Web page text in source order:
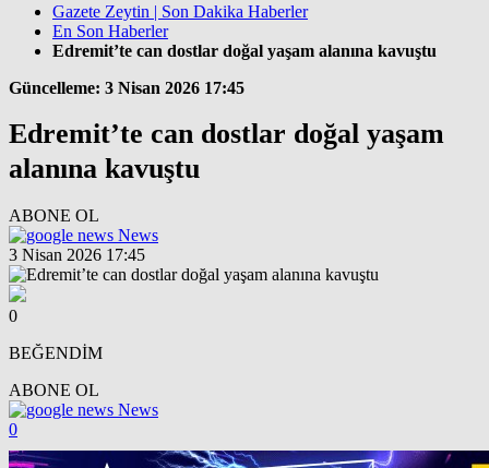
Gazete Zeytin | Son Dakika Haberler
En Son Haberler
Edremit’te can dostlar doğal yaşam alanına kavuştu
Güncelleme: 3 Nisan 2026 17:45
Edremit’te can dostlar doğal yaşam
alanına kavuştu
ABONE OL
News
3 Nisan 2026 17:45
0
BEĞENDİM
ABONE OL
News
0